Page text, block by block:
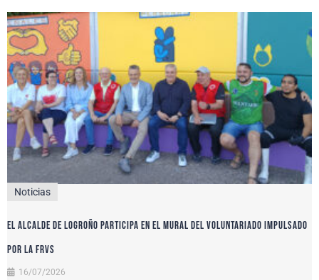
Noticias
El alcalde de Logroño participa en el Mural del Voluntariado impulsado
por la FRVS
16/07/2026